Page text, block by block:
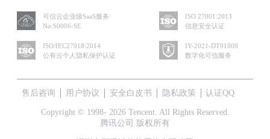
可信云企业级SaaS服务
No:S0006-SE
ISO 27001:2013
信息安全认证
ISO/IEC27018:2014
公有云个人隐私保护认证
IY-2021-DT01008
数字化可信服务
售后咨询 用户协议 安全白皮书 隐私政策 认证QQ
Copyright © 1998- 2026 Tencent. All Rights Reserved.
腾讯公司 版权所有